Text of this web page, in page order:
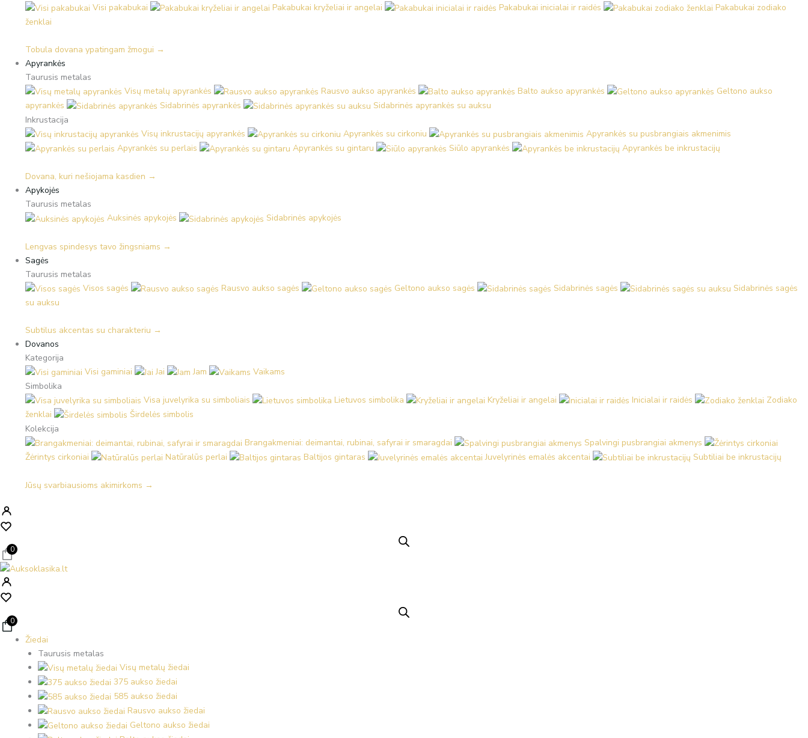
Visi pakabukai
Pakabukai kryželiai ir angelai Pakabukai inicialai ir raidės
Pakabukai zodiako
ženklai
Tobula dovana ypatingam žmogui →
Apyrankės
Taurusis metalas
Visų metalų apyrankės
Rausvo aukso apyrankės Balto aukso apyrankės
Geltono aukso
apyrankės
Sidabrinės apyrankės
Sidabrinės apyrankės su auksu
Inkrustacija
Visų inkrustacijų apyrankės
Apyrankės su cirkoniu
Apyrankės su pusbrangiais akmenimis
Apyrankės su perlais
Apyrankės su gintaru Siūlo apyrankės Apyrankės be inkrustacijų
Dovana, kuri nešiojama kasdien →
Apykojės
Taurusis metalas
Auksinės apykojės
Sidabrinės apykojės
Lengvas spindesys tavo žingsniams →
Sagės
Taurusis metalas
Visos sagės
Rausvo aukso sagės Geltono aukso sagės Sidabrinės sagės
Sidabrinės sagės
su auksu
Subtilus akcentas su charakteriu →
Dovanos
Kategorija
Visi gaminiai
Jai Jam
Vaikams
Simbolika
Visa juvelyrika su simboliais
Lietuvos simbolika Kryželiai ir angelai Inicialai ir raidės
Zodiako
ženklai
Širdelės simbolis
Kolekcija
Brangakmeniai: deimantai, rubinai, safyrai ir smaragdai
Spalvingi pusbrangiai akmenys
Žėrintys cirkoniai
Natūralūs perlai Baltijos gintaras Juvelyrinės emalės akcentai Subtiliai be inkrustacijų
Jūsų svarbiausioms akimirkoms →
0
0
Žiedai
Taurusis metalas
Visų metalų žiedai
375 aukso žiedai
585 aukso žiedai
Rausvo aukso žiedai
Geltono aukso žiedai